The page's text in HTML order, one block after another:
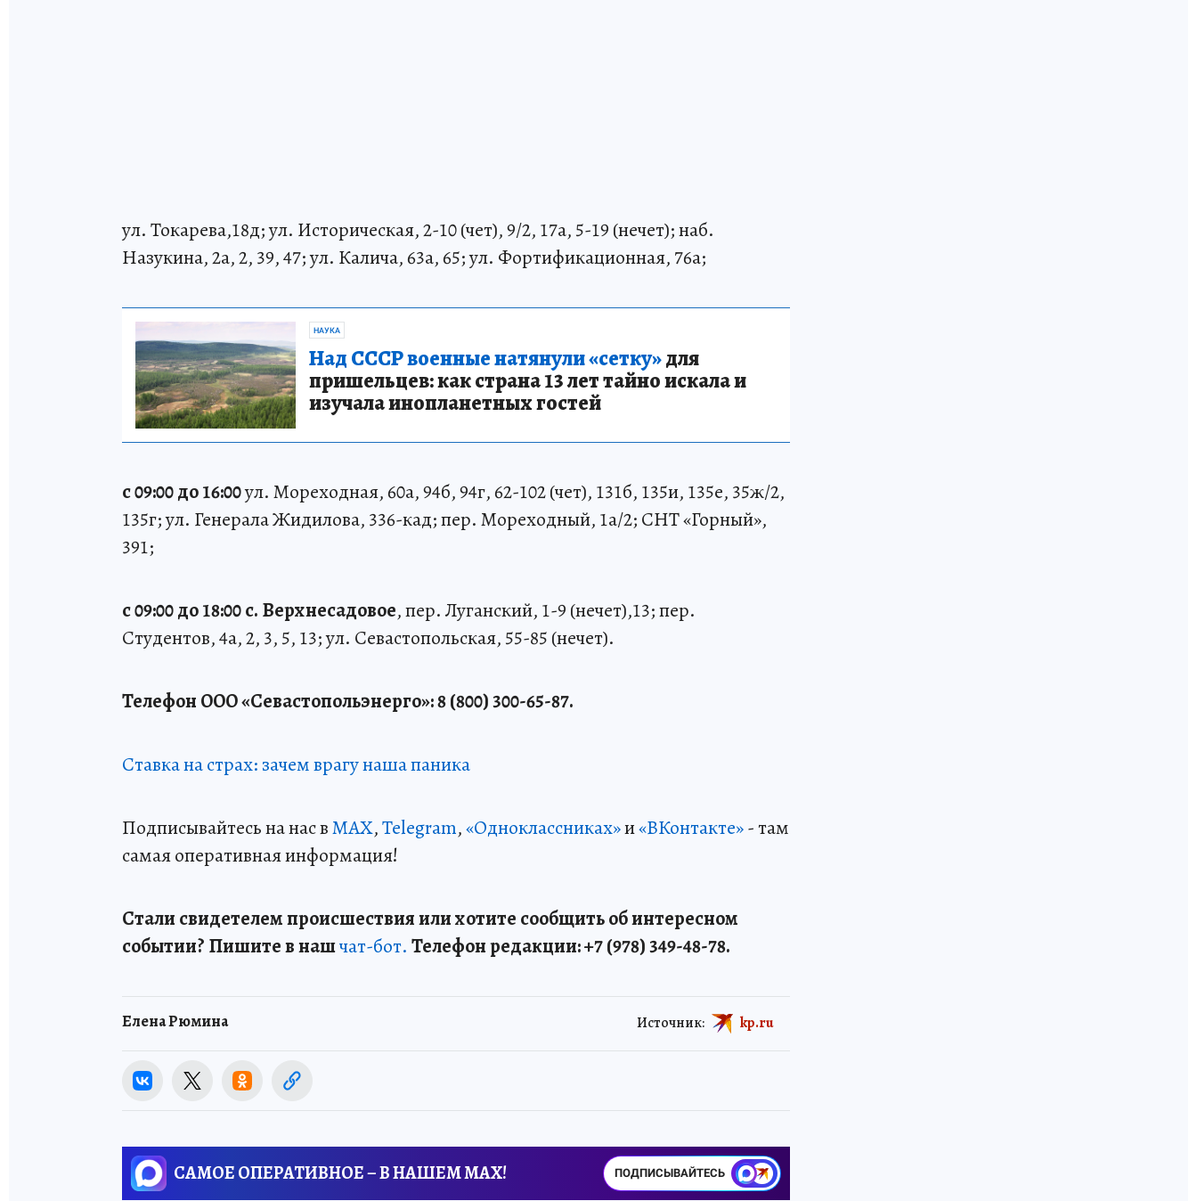
ул. Токарева,18д; ул. Историческая, 2-10 (чет), 9/2, 17а, 5-19 (нечет); наб.
Назукина, 2а, 2, 39, 47; ул. Калича, 63а, 65; ул. Фортификационная, 76а;
НАУКА
Над СССР военные натянули «сетку»для
пришельцев: как страна 13 лет тайно искала и
изучала инопланетных гостей
с 09:00 до 16:00ул. Мореходная, 60а, 94б, 94г, 62-102 (чет), 131б, 135и, 135е, 35ж/2,
135г; ул. Генерала Жидилова, 336-кад; пер. Мореходный, 1а/2; СНТ «Горный»,
391;
с 09:00 до 18:00 с. Верхнесадовое, пер. Луганский, 1-9 (нечет),13; пер.
Студентов, 4а, 2, 3, 5, 13; ул. Севастопольская, 55-85 (нечет).
Телефон ООО «Севастопольэнерго»: 8 (800) 300-65-87.
Ставка на страх: зачем врагу наша паника
Подписывайтесь на нас вMAX,Telegram,«Одноклассниках»и«ВКонтакте»- там
самая оперативная информация!
Стали свидетелем происшествия или хотите сообщить об интересном
событии? Пишите в нашчат-бот. Телефон редакции: +7 (978) 349-48-78.
Елена Рюмина Источник: kp.ru
САМОЕ ОПЕРАТИВНОЕ – В НАШЕМ MAX! ПОДПИСЫВАЙТЕСЬ